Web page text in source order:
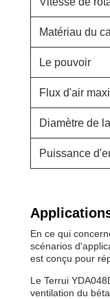
Matériau du
Le pouvoir
Flux d'air
Diamètre de
Puissance
En ce qui
scénarios
est conçu pour
Le Terrui
ventilation du